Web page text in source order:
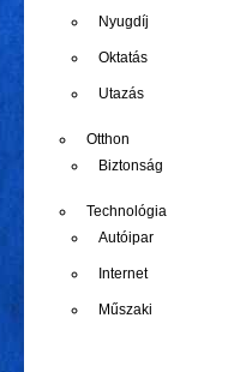
Nyugdíj
Oktatás
Utazás
Otthon
Biztonság
Technológia
Autóipar
Internet
Műszaki